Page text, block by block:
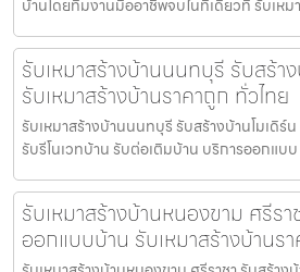
บ้านโดยทีมงานมืออาชีพจบในที่เดียวที่ รับเหม
รับเหมาสร้างบ้านนนทบุรี รับสร้า
รับเหมาสร้างบ้านราคาถูก ทั่วไทย
รับเหมาสร้างบ้านนนทบุรี รับสร้างบ้านโมเดิร์
รับรีโนเวทบ้าน รับต่อเติมบ้าน บริการออกแบ
รับเหมาสร้างบ้านหนองขาม ศรีร
ออกแบบบ้าน รับเหมาสร้างบ้านร